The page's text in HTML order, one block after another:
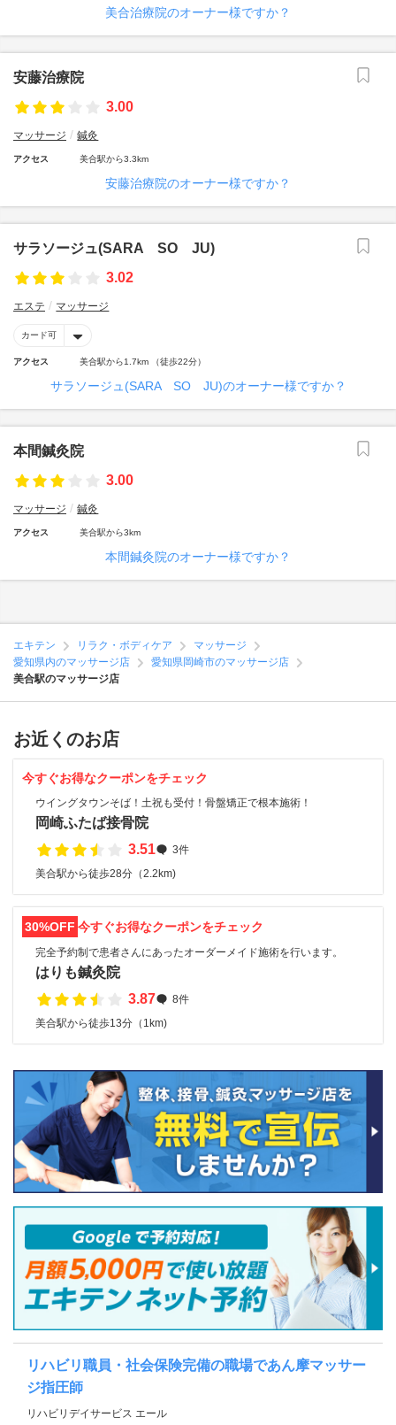
美合治療院のオーナー様ですか？
安藤治療院
3.00
マッサージ 鍼灸
アクセス 美合駅から3.3km
安藤治療院のオーナー様ですか？
サラソージュ(SARA SO JU)
3.02
エステ マッサージ
カード可
アクセス 美合駅から1.7km （徒歩22分）
サラソージュ(SARA SO JU)のオーナー様ですか？
本間鍼灸院
3.00
マッサージ 鍼灸
アクセス 美合駅から3km
本間鍼灸院のオーナー様ですか？
エキテン リラク・ボディケア
マッサージ
愛知県内のマッサージ店
愛知県岡崎市のマッサージ店
美合駅のマッサージ店
お近くのお店
今すぐお得なクーポンをチェック
ウイングタウンそば！土祝も受付！骨盤矯正で根本施術！
岡崎ふたば接骨院
3.51
3件
美合駅から徒歩28分（2.2km)
30%OFF 今すぐお得なクーポンをチェック
完全予約制で患者さんにあったオーダーメイド施術を行います。
はりも鍼灸院
3.87
8件
美合駅から徒歩13分（1km)
リハビリ職員・社会保険完備の職場であん摩マッサー
ジ指圧師
リハビリデイサービス エール